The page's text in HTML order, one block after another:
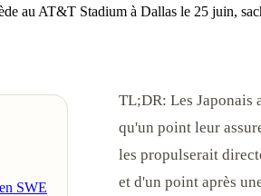
au AT&T Stadium à Dallas le 25 juin,
SWE
TL;DR: Les Japonais
qu'un point leur
les propulserait
et d'un point après